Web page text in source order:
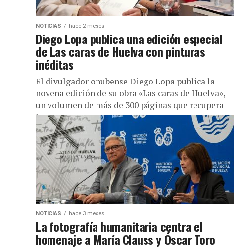
NOTICIAS hace 2 meses
Diego Lopa publica una edición especial
de Las caras de Huelva con pinturas
inéditas
El divulgador onubense Diego Lopa publica la
novena edición de su obra «Las caras de Huelva»,
un volumen de más de 300 páginas que recupera
la...
NOTICIAS hace 3 meses
La fotografía humanitaria centra el
homenaje a María Clauss y Óscar Toro